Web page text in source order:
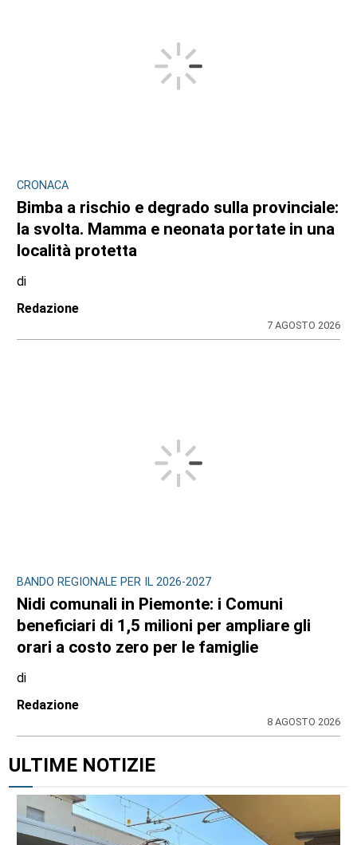
CRONACA
Bimba a rischio e degrado sulla provinciale:
la svolta. Mamma e neonata portate in una
località protetta
di
Redazione
7 AGOSTO 2026
BANDO REGIONALE PER IL 2026-2027
Nidi comunali in Piemonte: i Comuni
beneficiari di 1,5 milioni per ampliare gli
orari a costo zero per le famiglie
di
Redazione
8 AGOSTO 2026
ULTIME NOTIZIE